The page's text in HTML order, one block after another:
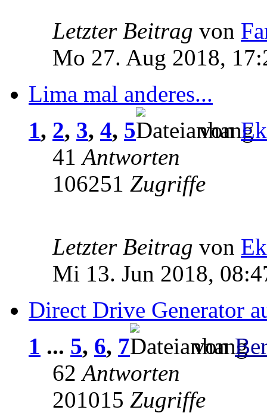
Letzter Beitrag von
Mo 27. Aug 2018,
Lima mal anderes...
1, 2, 3, 4, 5 von
41Antworten
106251 Zugriffe
Letzter Beitrag von
Mi 13. Jun 2018,
Direct Drive Generator
1 ... 5, 6, 7 von
62Antworten
201015 Zugriffe